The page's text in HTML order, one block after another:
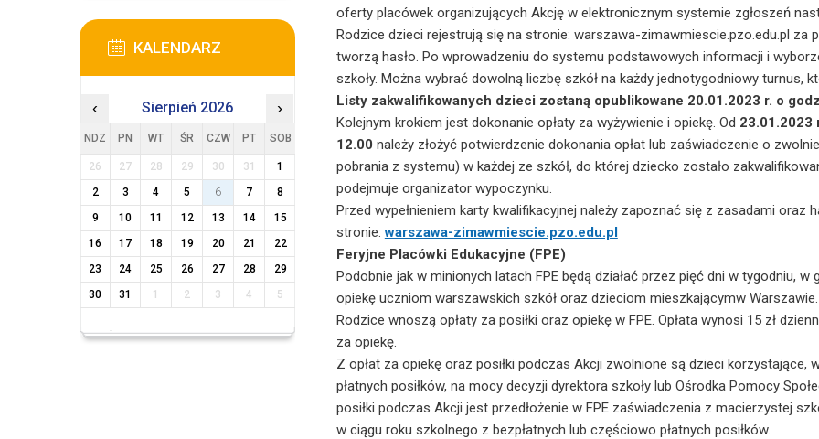
oferty placówek organizujących Akcję w elektronicznym systemie zgłoszeń
Rodzice dzieci rejestrują się na stronie: warszawa-zimawmiescie.pzo.edu.pl za
tworzą hasło. Po wprowadzeniu do systemu podstawowych informacji i
szkoły. Można wybrać dowolną liczbę szkół na każdy jednotygodniowy turnus,
Listy zakwalifikowanych dzieci zostaną opublikowane 20.01.2023 r. o
Kolejnym krokiem jest dokonanie opłaty za wyżywienie i opiekę. Od 23.01.2023
12.00 należy złożyć potwierdzenie dokonania opłat lub zaświadczenie o
pobrania z systemu) w każdej ze szkół, do której dziecko zostało
podejmuje organizator wypoczynku.
Przed wypełnieniem karty kwalifikacyjnej należy zapoznać się z zasadami
stronie:warszawa-zimawmiescie.pzo.edu.pl
Feryjne Placówki Edukacyjne (FPE)
Podobnie jak w minionych latach FPE będą działać przez pięć dni w tygodniu,
opiekę uczniom warszawskich szkół oraz dzieciom mieszkającymw Warszawie.
Rodzice wnoszą opłaty za posiłki oraz opiekę w FPE. Opłata wynosi 15 zł
za opiekę.
Z opłat za opiekę oraz posiłki podczas Akcji zwolnione są dzieci korzystające,
płatnych posiłków, na mocy decyzji dyrektora szkoły lub Ośrodka Pomocy
posiłki podczas Akcji jest przedłożenie w FPE zaświadczenia z macierzystej
w ciągu roku szkolnego z bezpłatnych lub częściowo płatnych posiłków.
KALENDARZ
‹ Sierpień 2026 ›
NDZ PN WT ŚR CZW PT SOB
26 27 28 29 30 31
1
2
3 4 5 6 7
8
9
10 11 12 13 14
15
16
17 18 19 20 21
22
23
24 25 26 27 28
29
30
31 1 2 3 4 5